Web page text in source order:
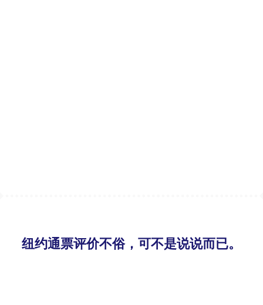
纽约通票评价不俗，可不是说说而已。